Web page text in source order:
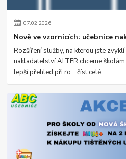
07.02.2026
Nově ve vzornících: učebnice
Rozšíření služby, na kterou jste
nakladatelství ALTER chceme
lepší přehled při ro...číst celé